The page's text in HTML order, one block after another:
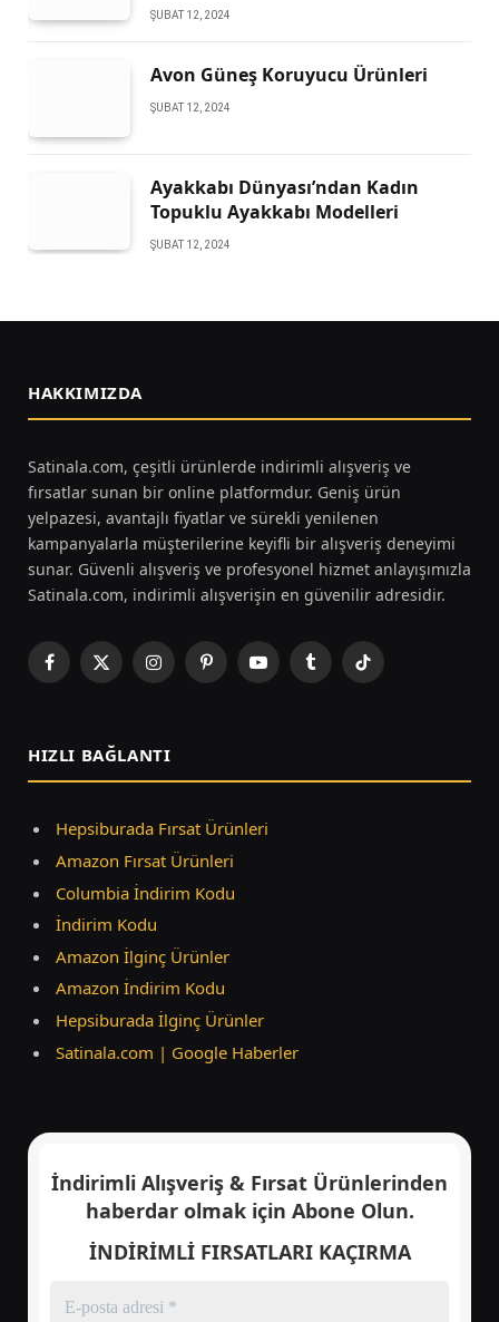
ŞUBAT 12, 2024
Avon Güneş Koruyucu Ürünleri
ŞUBAT 12, 2024
Ayakkabı Dünyası’ndan Kadın
Topuklu Ayakkabı Modelleri
ŞUBAT 12, 2024
HAKKIMIZDA
Satinala.com, çeşitli ürünlerde indirimli alışveriş ve
fırsatlar sunan bir online platformdur. Geniş ürün
yelpazesi, avantajlı fiyatlar ve sürekli yenilenen
kampanyalarla müşterilerine keyifli bir alışveriş deneyimi
sunar. Güvenli alışveriş ve profesyonel hizmet anlayışımızla
Satinala.com, indirimli alışverişin en güvenilir adresidir.
Facebook
X
InstagramPinterestYouTubeTumblrTikTok
HIZLI BAĞLANTI
Hepsiburada Fırsat Ürünleri
Amazon Fırsat Ürünleri
Columbia İndirim Kodu
İndirim Kodu
Amazon İlginç Ürünler
Amazon İndirim Kodu
Hepsiburada İlginç Ürünler
Satinala.com | Google Haberler
İndirimli Alışveriş & Fırsat Ürünlerinden
haberdar olmak için Abone Olun.
İNDİRİMLİ FIRSATLARI KAÇIRMA